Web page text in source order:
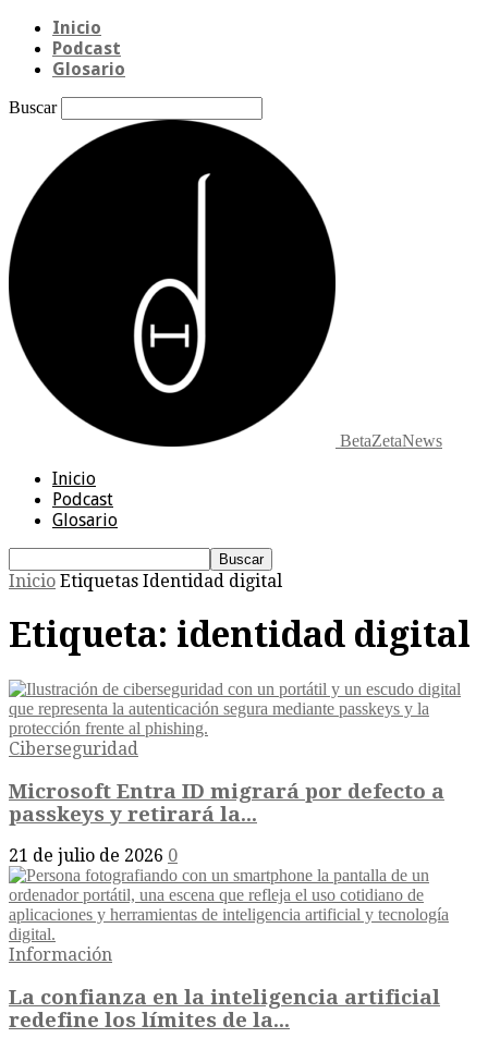
Inicio
Podcast
Glosario
Buscar
BetaZetaNews
Inicio
Podcast
Glosario
Inicio Etiquetas Identidad digital
Etiqueta: identidad digital
Ciberseguridad
Microsoft Entra ID migrará por defecto a
passkeys y retirará la...
21 de julio de 2026 0
Información
La confianza en la inteligencia artificial
redefine los límites de la...